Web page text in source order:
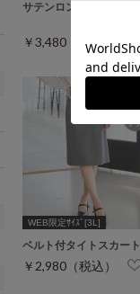
サテンロングスカート
￥3,480（税込）
WEB限定ｻｲｽﾞ[3L]
ベルト付タイトスカート
￥2,980（税込）